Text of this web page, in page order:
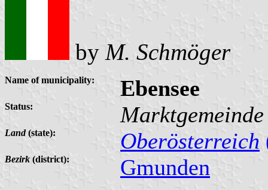
by M. Schmöger
Name of municipality: Ebensee
Status: Marktgemeinde
Land(state): Oberösterreich
Bezirk (district): Gmunden